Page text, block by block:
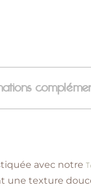
avec notre
une texture